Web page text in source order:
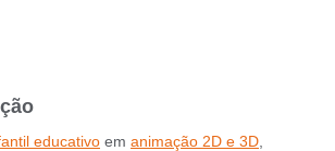
educativo em animação 2D e 3D